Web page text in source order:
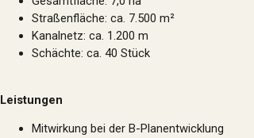
Straßenfläche: ca. 7.500 m²
Kanalnetz: ca. 1.200 m
Schächte: ca. 40 Stück
Leistungen
Mitwirkung bei der B-Planentwicklung